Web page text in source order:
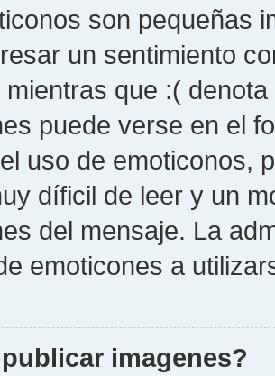
son pequeñas
un sentimiento
mientras que :(
puede verse en el
uso de emoticonos,
díficil de leer y un
del mensaje. La
emoticones a
imagenes?